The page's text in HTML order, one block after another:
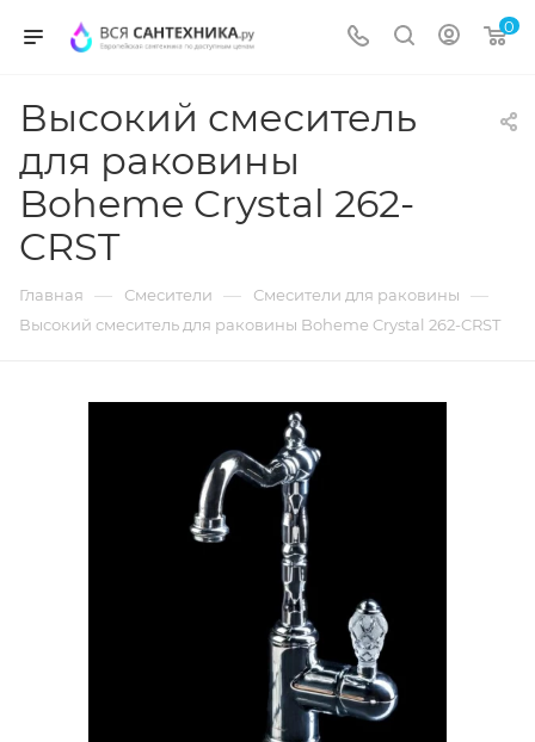
0
Высокий смеситель
для раковины
Boheme Crystal 262-
CRST
Главная — Смесители — Смесители для раковины —
Высокий смеситель для раковины Boheme Crystal 262-CRST